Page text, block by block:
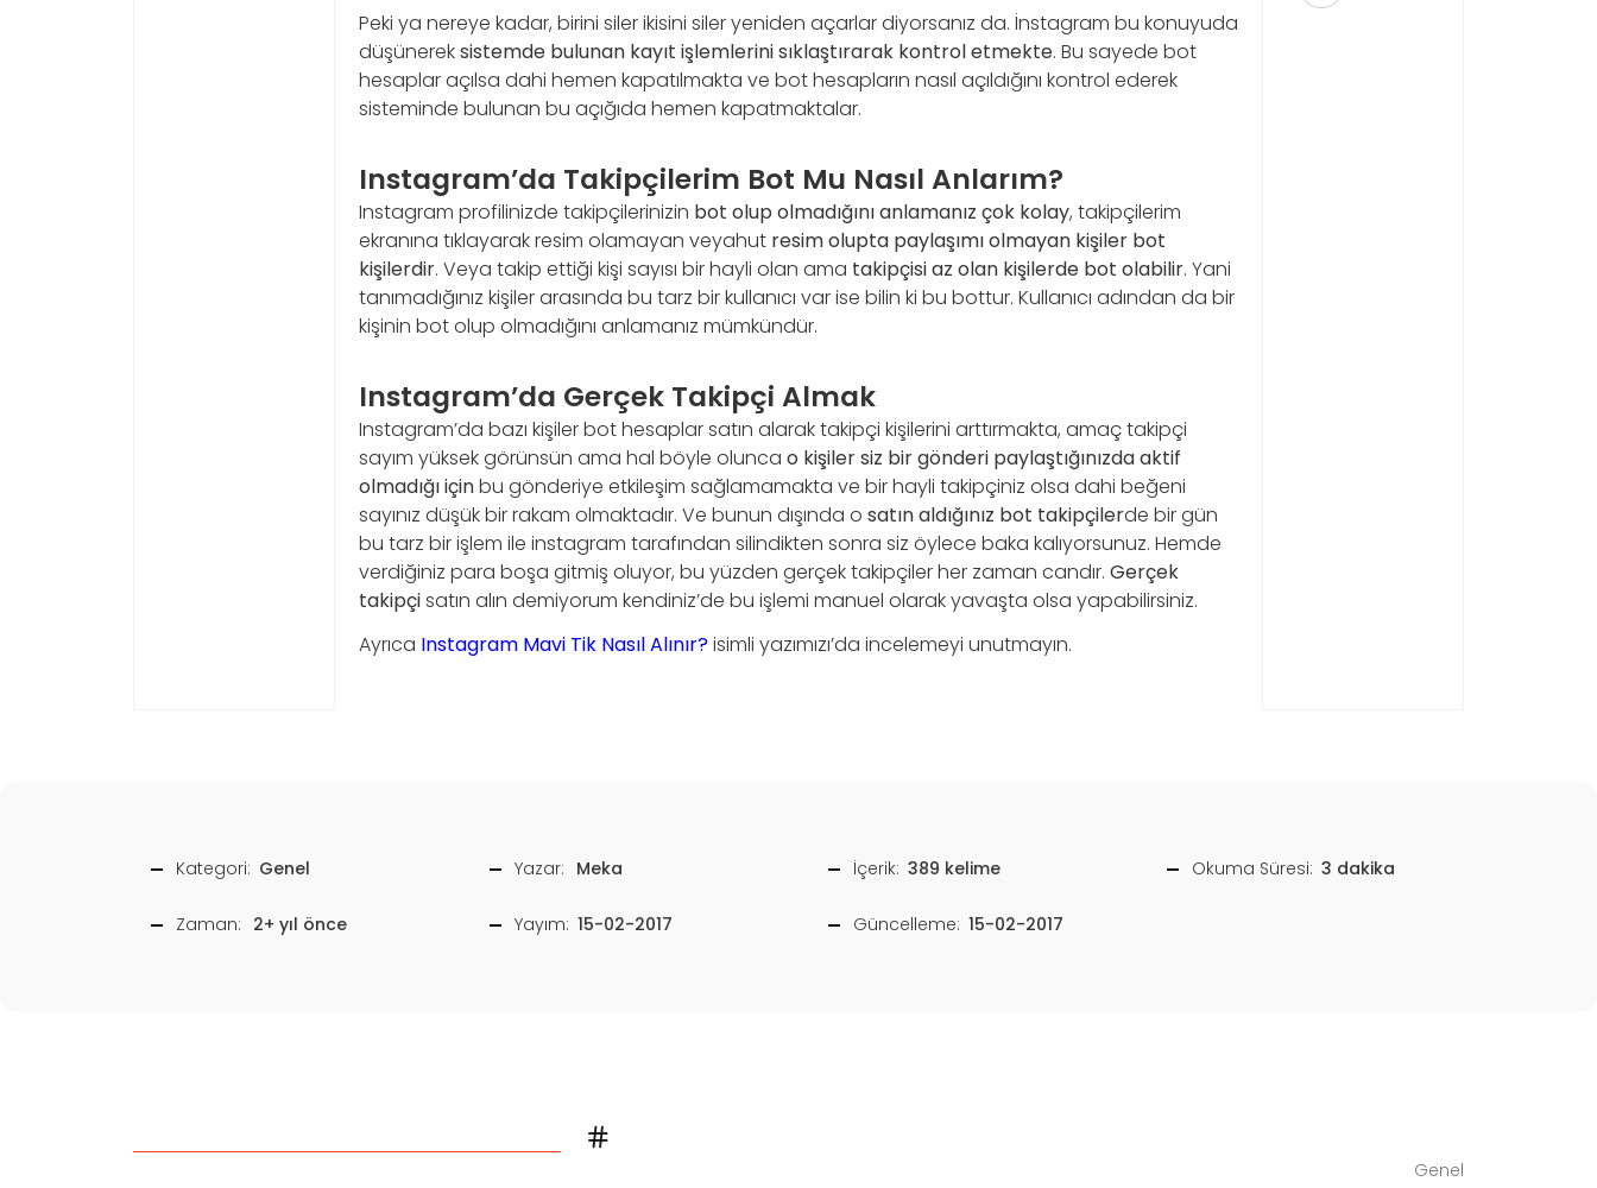
Peki ya nereye kadar, birini siler ikisini siler yeniden açarlar diyorsanız da. İnstagram bu konuyuda
düşünereksistemde bulunan kayıt işlemlerini sıklaştırarak kontrol etmekte. Bu sayede bot
hesaplar açılsa dahi hemen kapatılmakta ve bot hesapların nasıl açıldığını kontrol ederek
sisteminde bulunan bu açığıda hemen kapatmaktalar.
Instagram’da Takipçilerim Bot Mu Nasıl Anlarım?
Instagram profilinizde takipçilerinizin bot olup olmadığını anlamanız çok kolay, takipçilerim
ekranına tıklayarak resim olamayan veyahut resim olupta paylaşımı olmayan kişiler bot
kişilerdir. Veya takip ettiği kişi sayısı bir hayli olan ama takipçisi az olan kişilerde bot olabilir. Yani
tanımadığınız kişiler arasında bu tarz bir kullanıcı var ise bilin ki bu bottur. Kullanıcı adından da bir
kişinin bot olup olmadığını anlamanız mümkündür.
Instagram’da Gerçek Takipçi Almak
Instagram’da bazı kişiler bot hesaplar satın alarak takipçi kişilerini arttırmakta, amaç takipçi
sayım yüksek görünsün ama hal böyle olunca o kişiler siz bir gönderi paylaştığınızda aktif
olmadığı içinbu gönderiye etkileşim sağlamamakta ve bir hayli takipçiniz olsa dahi beğeni
sayınız düşük bir rakam olmaktadır. Ve bunun dışında o satın aldığınız bot takipçilerde bir gün
bu tarz bir işlem ile instagram tarafından silindikten sonra siz öylece baka kalıyorsunuz. Hemde
verdiğiniz para boşa gitmiş oluyor, bu yüzden gerçek takipçiler her zaman candır. Gerçek
takipçisatın alın demiyorum kendiniz’de bu işlemi manuel olarak yavaşta olsa yapabilirsiniz.
Ayrıca Instagram Mavi Tik Nasıl Alınır?isimli yazımızı’da incelemeyi unutmayın.
Kategori: Genel Yazar: Meka İçerik: 389 kelime Okuma Süresi: 3 dakika
Zaman: 2+ yıl önce Yayım: 15-02-2017 Güncelleme: 15-02-2017
Genel